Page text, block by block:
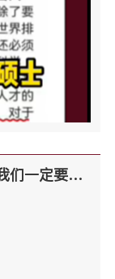
英国回国取消中转核酸，这些流程我们一定要知道！